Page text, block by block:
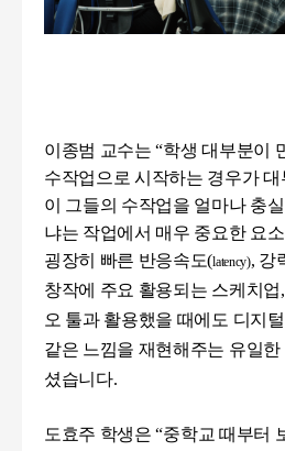
이종범 교수는“학생 대부분이
수작업으로 시작하는 경우가 대
이 그들의 수작업을 얼마나 충
냐는 작업에서 매우 중요한 요소
굉장히 빠른 반응속도(latency), 강
창작에 주요 활용되는 스케 치업,
오 툴과 활용했을 때에도 디지
같은 느낌을 재현해주는 유일한
셨습니다.
도효주 학생은“중학교 때부터